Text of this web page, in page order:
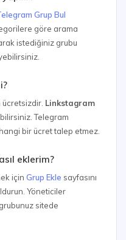
Grup Bul
göre arama
istediğiniz grubu
ücretsizdir. Linkstagram
Telegram
bir ücret talep etmez.
eklerim?
için Grup Ekle sayfasını
Yöneticiler
sitede